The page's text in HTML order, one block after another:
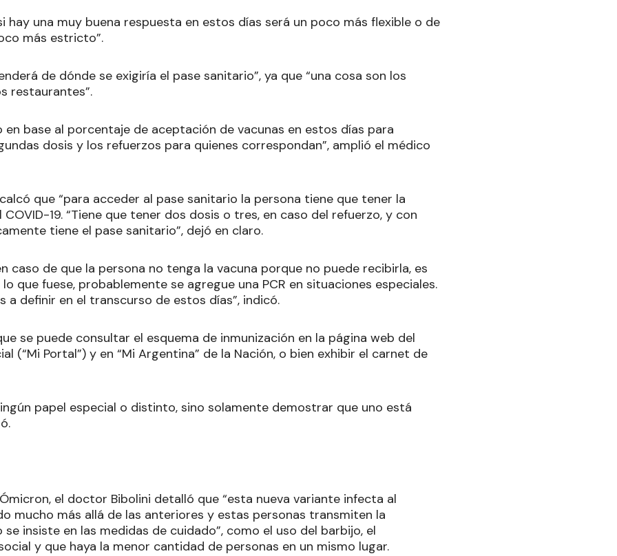
hay una muy buena respuesta en estos días será un poco más flexible o de
más estricto”.
de dónde se exigiría el pase sanitario”, ya que “una cosa son los
restaurantes”.
en base al porcentaje de aceptación de vacunas en estos días para
dosis y los refuerzos para quienes correspondan”, amplió el médico
que “para acceder al pase sanitario la persona tiene que tener la
19. “Tiene que tener dos dosis o tres, en caso del refuerzo, y con
tiene el pase sanitario”, dejó en claro.
caso de que la persona no tenga la vacuna porque no puede recibirla, es
que fuese, probablemente se agregue una PCR en situaciones especiales.
a definir en el transcurso de estos días”, indicó.
se puede consultar el esquema de inmunización en la página web del
(“Mi Portal”) y en “Mi Argentina” de la Nación, o bien exhibir el carnet de
papel especial o distinto, sino solamente demostrar que uno está
el doctor Bibolini detalló que “esta nueva variante infecta al
mucho más allá de las anteriores y estas personas transmiten la
insiste en las medidas de cuidado”, como el uso del barbijo, el
y que haya la menor cantidad de personas en un mismo lugar.